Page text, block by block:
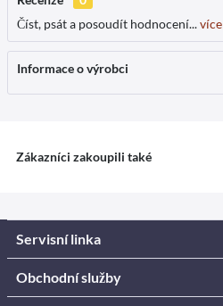
Číst, psát a posoudít hodnocení...více
Informace o výrobci
Zákazníci zakoupili také
Servisní linka
Obchodní služby